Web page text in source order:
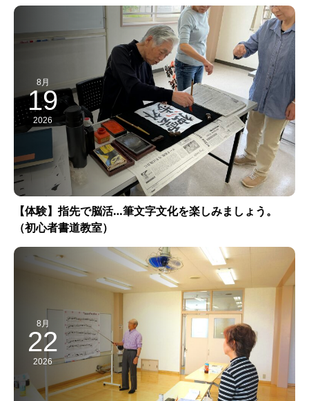
8月
19
2026
【体験】指先で脳活…筆文字文化を楽しみましょう。
（初心者書道教室）
8月
22
2026